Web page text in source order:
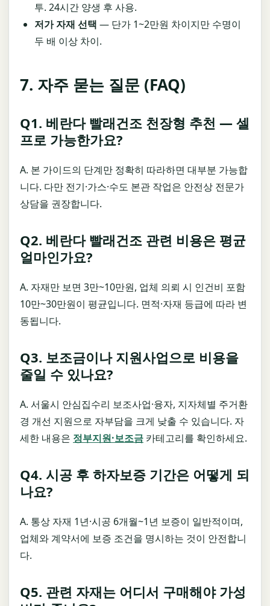
투. 24시간 양생 후 사용.
저가 자재 선택 — 단가 1~2만원 차이지만 수명이
두 배 이상 차이.
7. 자주 묻는 질문 (FAQ)
Q1. 베란다 빨래건조 천장형 추천 — 셀
프로 가능한가요?
A. 본 가이드의 단계만 정확히 따라하면 대부분 가능합
니다. 다만 전기·가스·수도 본관 작업은 안전상 전문가
상담을 권장합니다.
Q2. 베란다 빨래건조 관련 비용은 평균
얼마인가요?
A. 자재만 보면 3만~10만원, 업체 의뢰 시 인건비 포함
10만~30만원이 평균입니다. 면적·자재 등급에 따라 변
동됩니다.
Q3. 보조금이나 지원사업으로 비용을
줄일 수 있나요?
A. 서울시 안심집수리 보조사업·융자, 지자체별 주거환
경 개선 지원으로 자부담을 크게 낮출 수 있습니다. 자
세한 내용은 정부지원·보조금 카테고리를 확인하세요.
Q4. 시공 후 하자보증 기간은 어떻게 되
나요?
A. 통상 자재 1년·시공 6개월~1년 보증이 일반적이며,
업체와 계약서에 보증 조건을 명시하는 것이 안전합니
다.
Q5. 관련 자재는 어디서 구매해야 가성